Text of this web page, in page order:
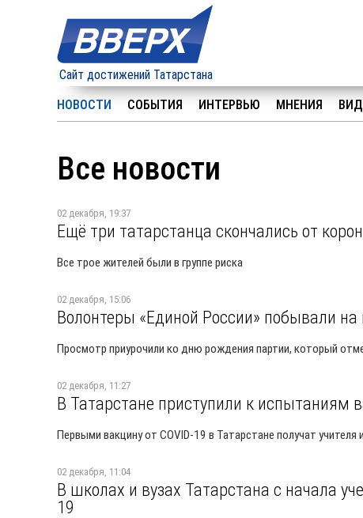
Сайт достижений Татарстана
НОВОСТИ СОБЫТИЯ ИНТЕРВЬЮ МНЕНИЯ
Все новости
02 декабря, 19:37
Ещё три татарстанца скончались от
Все трое жителей были в группе риска
02 декабря, 15:06
Волонтеры «Единой России» побывали
Просмотр приурочили ко дню рождения партии, который
02 декабря, 11:27
В Татарстане приступили к испытаниям
Первыми вакцину от COVID-19 в Татарстане получат
02 декабря, 11:04
В школах и вузах Татарстана с начала
19